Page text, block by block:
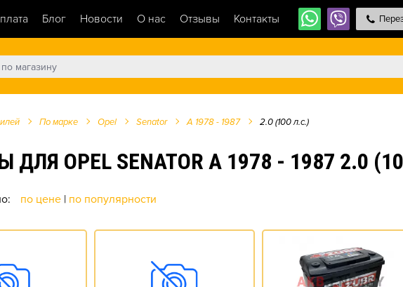
Блог Новости О нас Отзывы Контакты
По марке Opel Senator A 1978 - 1987 2.0 (100 л.с.)
OPEL SENATOR A 1978 - 1987 2.0
по цене | по популярности